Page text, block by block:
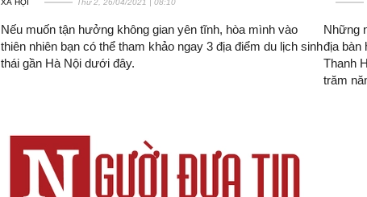
XÃ HỘI Thứ 2, 26/04/2021 | 08:10
Nếu muốn tận hưởng không gian yên tĩnh, hòa mình vào
thiên nhiên bạn có thể tham khảo ngay 3 địa điểm du lịch sinh
thái gần Hà Nội dưới đây.
Những
địa bàn
Thanh
trăm